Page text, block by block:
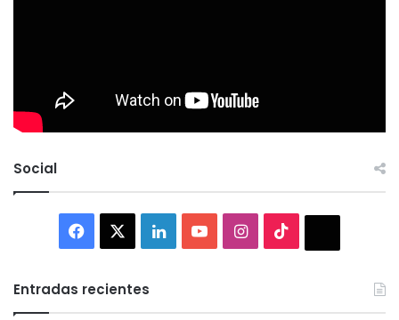
Social
Facebook LinkedInYouTubeInstagram
Entradas recientes